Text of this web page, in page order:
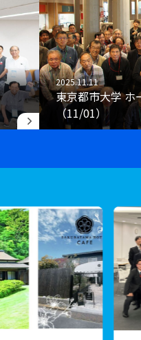
2025.11.11
東京都市大学 ホ
（11/01）